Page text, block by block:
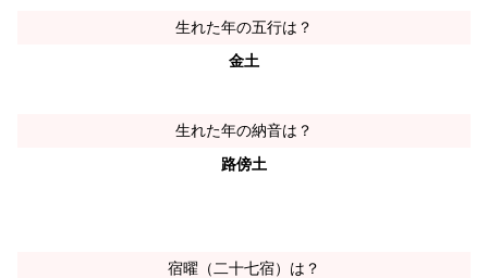
生れた年の五行は？
金土
生れた年の納音は？
路傍土
宿曜（二十七宿）は？